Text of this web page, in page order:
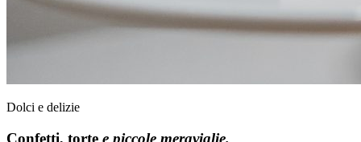
Dolci e delizie
Confetti, torte e piccole meraviglie.